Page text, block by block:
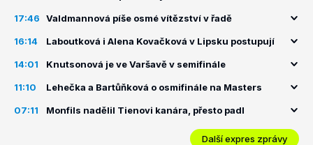
17:46 Valdmannová píše osmé vítězství v řadě
16:14 Laboutková i Alena Kovačková v Lipsku postupují
14:01 Knutsonová je ve Varšavě v semifinále
11:10 Lehečka a Bartůňková o osmifinále na Masters
07:11 Monfils nadělil Tienovi kanára, přesto padl
Další expres zprávy